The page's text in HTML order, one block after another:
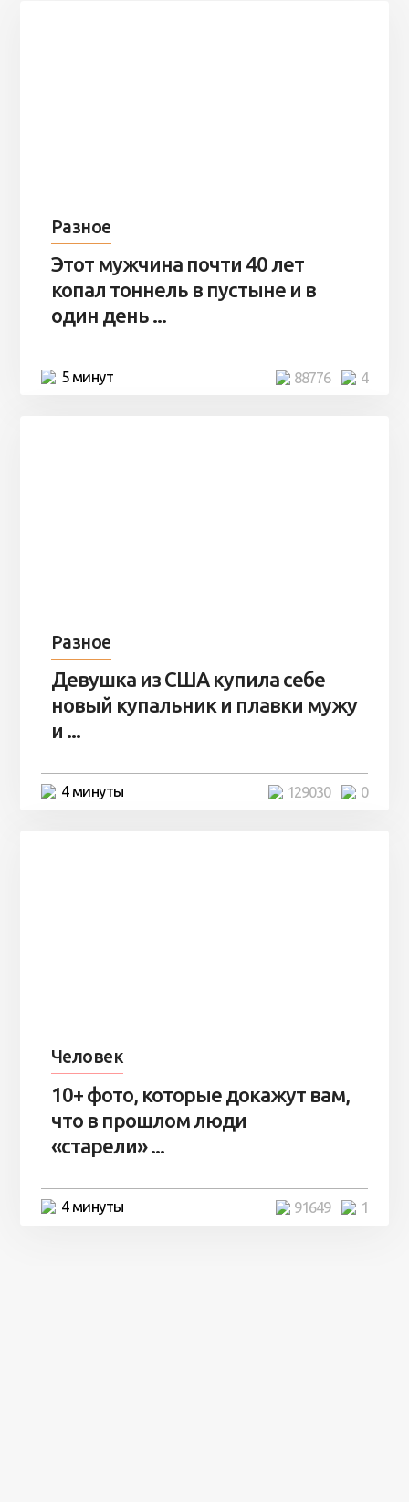
Разное
Этот мужчина почти 40 лет
копал тоннель в пустыне и в
один день ...
5 минут 4
88776
Разное
Девушка из США купила себе
новый купальник и плавки мужу
и ...
4 минуты 0
129030
Человек
10+ фото, которые докажут вам,
что в прошлом люди
«старели» ...
4 минуты 1
91649